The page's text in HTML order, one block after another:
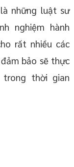
những luật sư
nghiệm hành
rất nhiều các
bảo sẽ thực
trong thời gian